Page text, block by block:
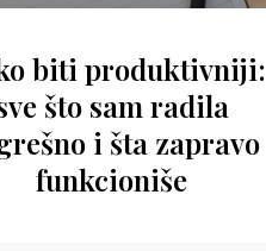
biti produktivniji:
što sam radila
i šta zapravo
funkcioniše